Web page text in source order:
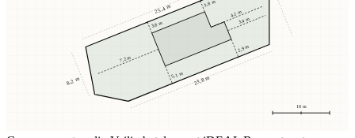
10 m
3,8 m
3,8 m
5,1 m
2,9 m
7,2 m
3,4 m
4,1 m
25,4 m
23,8 m
8,2 m